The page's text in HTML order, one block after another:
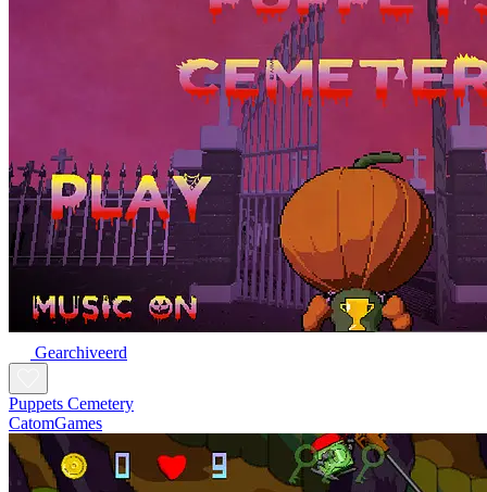
Gearchiveerd
Puppets Cemetery
CatomGames